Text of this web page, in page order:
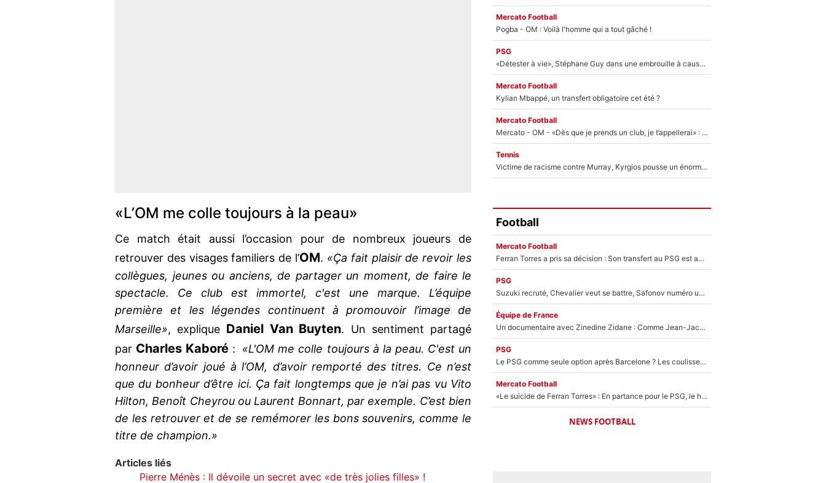
«L’OM me colle toujours à la peau»
Ce match était aussi l’occasion pour de nombreux joueurs de
retrouver des visages familiers de l’OM. «Ça fait plaisir de revoir les
collègues, jeunes ou anciens, de partager un moment, de faire le
spectacle. Ce club est immortel, c'est une marque. L’équipe
première et les légendes continuent à promouvoir l’image de
Marseille», explique Daniel Van Buyten. Un sentiment partagé
par Charles Kaboré : «L'OM me colle toujours à la peau. C'est un
honneur d’avoir joué à l’OM, d’avoir remporté des titres. Ce n’est
que du bonheur d’être ici. Ça fait longtemps que je n’ai pas vu Vito
Hilton, Benoît Cheyrou ou Laurent Bonnart, par exemple. C’est bien
de les retrouver et de se remémorer les bons souvenirs, comme le
titre de champion.»
Articles liés
Pierre Ménès : Il dévoile un secret avec «de très jolies filles» !
Mercato Football
Pogba - OM : Voilà l'homme qui a tout gâché !
PSG
«Détester à vie», Stéphane Guy dans une embrouille à cause du PSG !
Mercato Football
Kylian Mbappé, un transfert obligatoire cet été ?
Mercato Football
Mercato - OM - «Dès que je prends un club, je t’appellerai» : La promesse de Marcelino au moment de claquer la porte
Tennis
Victime de racisme contre Murray, Kyrgios pousse un énorme coup de gueule !
Football
Mercato Football
Ferran Torres a pris sa décision : Son transfert au PSG est annoncé en Espagne !
PSG
Suzuki recruté, Chevalier veut se battre, Safonov numéro un… Le PSG se lance encore dans un gros chantier pour le poste de gardien de but
Équipe de France
Un documentaire avec Zinedine Zidane : Comme Jean-Jacques Goldman et Mylène Farmer, le nouveau sélectionneur de l'équipe de France a recalé une journaliste très connue
PSG
Le PSG comme seule option après Barcelone ? Les coulisses de la signature historique de Lionel Messi sont révélées au grand jour !
Mercato Football
«Le suicide de Ferran Torres» : En partance pour le PSG, le héros de la finale de la Coupe du monde s'attire les foudres de la presse espagnole !
NEWS FOOTBALL